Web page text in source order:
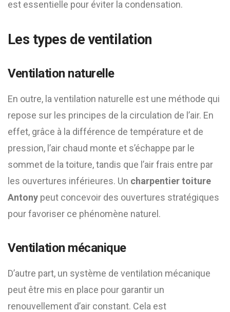
est essentielle pour éviter la condensation.
Les types de ventilation
Ventilation naturelle
En outre, la ventilation naturelle est une méthode qui
repose sur les principes de la circulation de l’air. En
effet, grâce à la différence de température et de
pression, l’air chaud monte et s’échappe par le
sommet de la toiture, tandis que l’air frais entre par
les ouvertures inférieures. Un charpentier toiture
Antony peut concevoir des ouvertures stratégiques
pour favoriser ce phénomène naturel.
Ventilation mécanique
D’autre part, un système de ventilation mécanique
peut être mis en place pour garantir un
renouvellement d’air constant. Cela est